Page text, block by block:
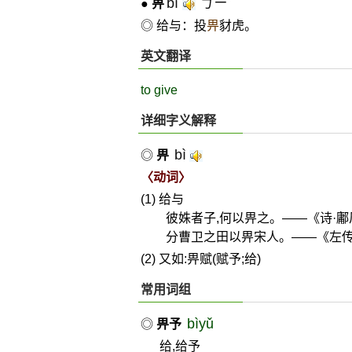
● 畀 bì ㄅㄧˋ
◎ 给与：投畀豺虎。
英文翻译
to give
详细字义解释
◎ 畀 bì
〈动词〉
(1) 给与
彼姝者子,何以畀之。——《诗·鄘
分曹卫之田以畀宋人。——《左传
(2) 又如:畀赋(赋予;给)
常用词组
◎ 畀予 bìyǔ
给,给予